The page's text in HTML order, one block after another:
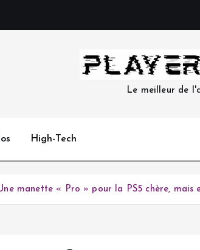
Le meilleur de
High-Tech
manette « Pro » pour la PS5 chère, mais